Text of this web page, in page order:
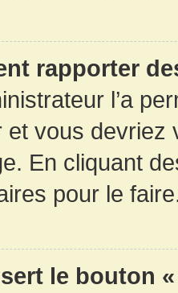
rapporter
l’a
et vous devriez
En cliquant
pour le
le bouton